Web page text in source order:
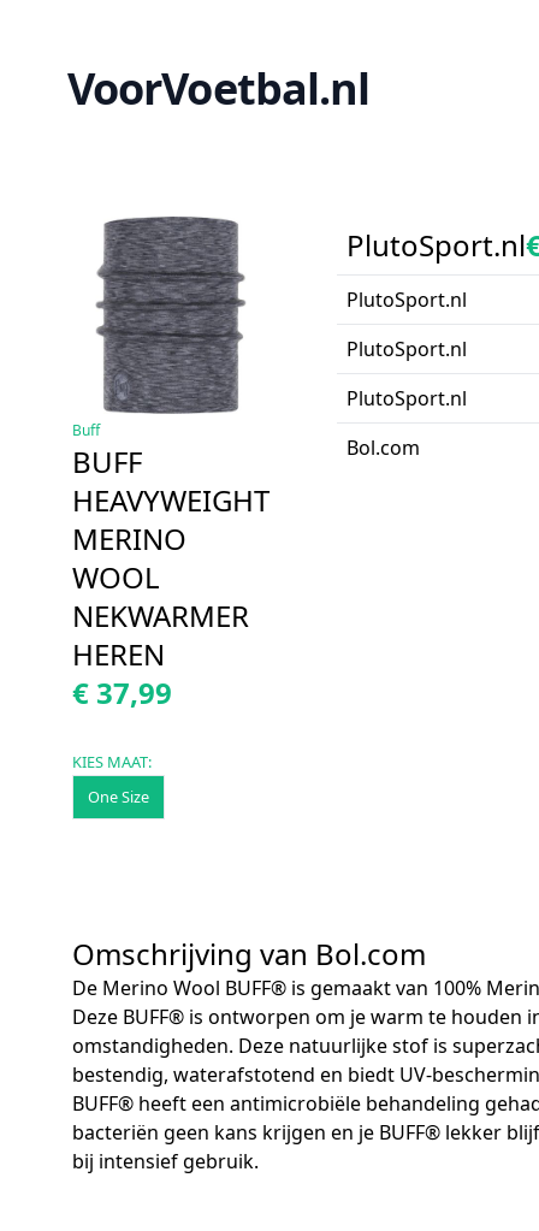
VoorVoetbal.nl
Buff
BUFF
HEAVYWEIGHT
MERINO
WOOL
NEKWARMER
HEREN
€ 37,99
KIES MAAT:
One Size
PlutoSport.nl
PlutoSport.nl
PlutoSport.nl
PlutoSport.nl
Bol.com
Omschrijving van Bol.com
De Merino Wool BUFF® is gemaakt van 100%
Deze BUFF® is ontworpen om je warm te houden
omstandigheden. Deze natuurlijke stof is
bestendig, waterafstotend en biedt UV-
BUFF® heeft een antimicrobiële behandeling
bacteriën geen kans krijgen en je BUFF® lekker
bij intensief gebruik.